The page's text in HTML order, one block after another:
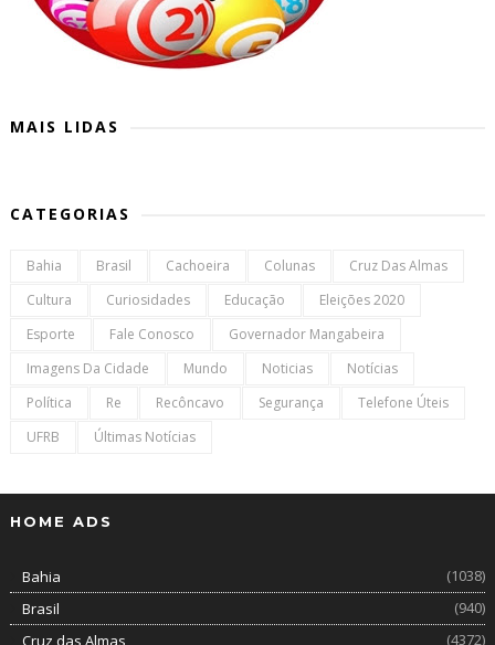
MAIS LIDAS
CATEGORIAS
Bahia Brasil Cachoeira Colunas
Cruz Das Almas
Cultura
Curiosidades Educação
Eleições 2020
Esporte
Fale Conosco
Governador Mangabeira
Imagens Da Cidade
Mundo Noticias
Notícias
Política
Re Recôncavo Segurança
Telefone Úteis
UFRB
Últimas Notícias
HOME ADS
Bahia
(1038)
Brasil
(940)
Cruz das Almas
(4372)